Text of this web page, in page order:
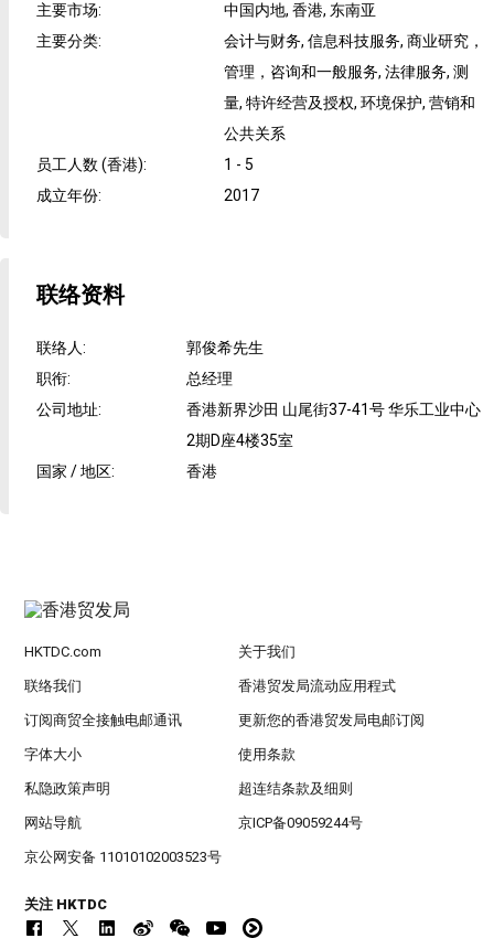
主要市场:
中国内地, 香港, 东南亚
主要分类:
会计与财务, 信息科技服务, 商业研究，
管理，咨询和一般服务, 法律服务, 测
量, 特许经营及授权, 环境保护, 营销和
公共关系
员工人数 (香港):
1 - 5
成立年份: 2017
联络资料
联络人:
郭俊希先生
职衔:
总经理
公司地址:
香港新界沙田 山尾街37-41号 华乐工业中心
2期D座4楼35室
国家 / 地区: 香港
HKTDC.com 关于我们
联络我们 香港贸发局流动应用程式
订阅商贸全接触电邮通讯 更新您的香港贸发局电邮订阅
字体大小 使用条款
私隐政策声明 超连结条款及细则
网站导航 京ICP备09059244号
京公网安备 11010102003523号
关注 HKTDC